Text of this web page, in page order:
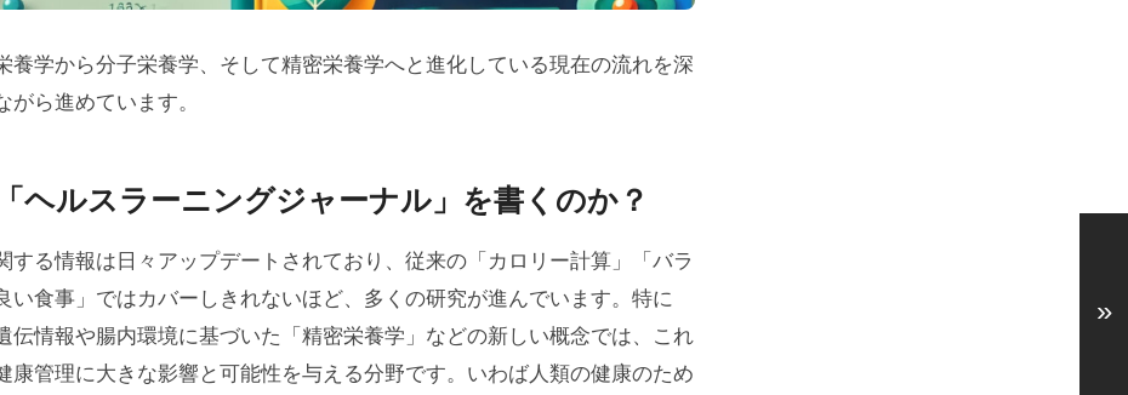
養学から分子栄養学、そして精密栄養学へと進化している現在の流れを深
がら進めています。
ヘルスラーニングジャーナル」を書くのか？
する情報は日々アップデートされており、従来の「カロリー計算」「バラ
い食事」ではカバーしきれないほど、多くの研究が進んでいます。特に
伝情報や腸内環境に基づいた「精密栄養学」などの新しい概念では、これ
康管理に大きな影響と可能性を与える分野です。いわば人類の健康のため
»